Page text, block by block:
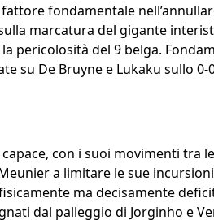
fondamentale
marcatura del gigante
pericolosità del 9 belga.
su De Bruyne e Lukaku sullo 0-
con i suoi movimenti tra
a limitare le sue
ma decisamente
dal palleggio di Jorginho e